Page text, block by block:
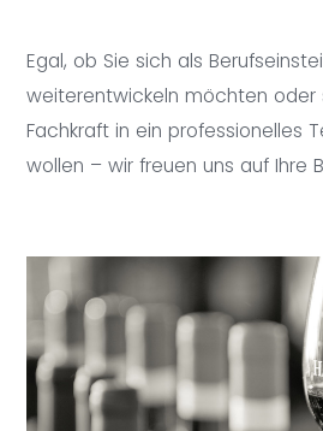
Egal, ob Sie sich als
weiterentwickeln möchten oder
Fachkraft in ein professionelles
wollen – wir freuen uns auf Ihre